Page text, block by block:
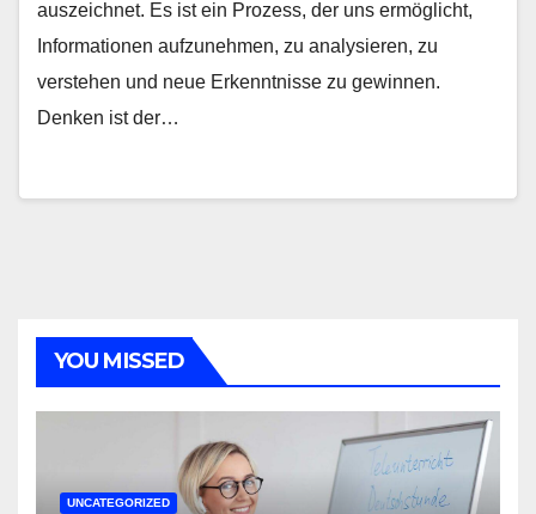
auszeichnet. Es ist ein Prozess, der uns ermöglicht,
Informationen aufzunehmen, zu analysieren, zu
verstehen und neue Erkenntnisse zu gewinnen.
Denken ist der…
YOU MISSED
UNCATEGORIZED